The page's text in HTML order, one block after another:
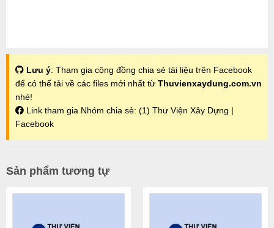
Lưu ý: Tham gia cộng đồng chia sẻ tài liệu trên Facebook
để có thể tải về các files mới nhất từ Thuvienxaydung.com.vn
nhé!
Link tham gia Nhóm chia sẻ: (1) Thư Viện Xây Dựng |
Facebook
Sản phẩm tương tự